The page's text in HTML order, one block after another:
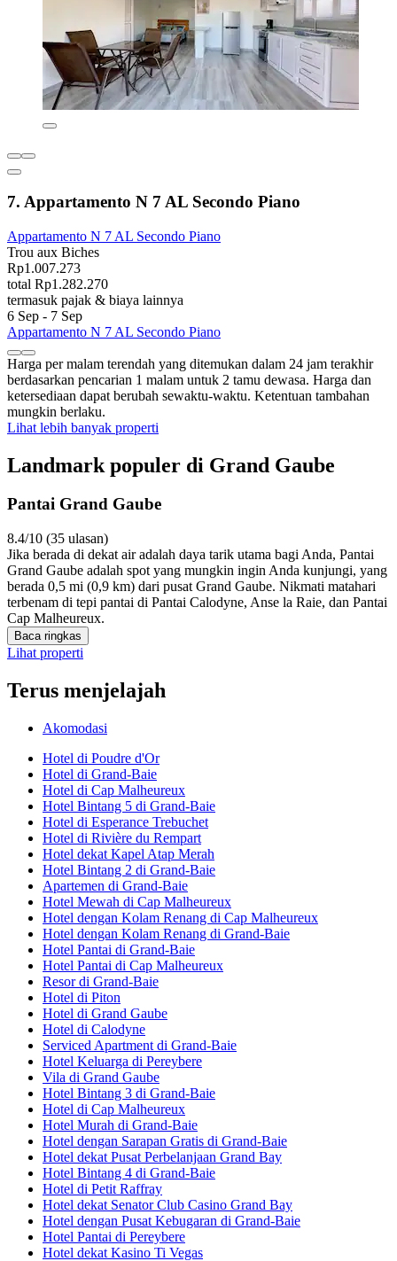
7. Appartamento N 7 AL Secondo Piano
Appartamento N 7 AL Secondo Piano
Trou aux Biches
Rp1.007.273
total Rp1.282.270
termasuk pajak & biaya lainnya
6 Sep - 7 Sep
Appartamento N 7 AL Secondo Piano
Harga per malam terendah yang ditemukan dalam 24 jam terakhir
berdasarkan pencarian 1 malam untuk 2 tamu dewasa. Harga dan
ketersediaan dapat berubah sewaktu-waktu. Ketentuan tambahan
mungkin berlaku.
Lihat lebih banyak properti
Landmark populer di Grand Gaube
Pantai Grand Gaube
8.4/10 (35 ulasan)
Jika berada di dekat air adalah daya tarik utama bagi Anda, Pantai
Grand Gaube adalah spot yang mungkin ingin Anda kunjungi, yang
berada 0,5 mi (0,9 km) dari pusat Grand Gaube. Nikmati matahari
terbenam di tepi pantai di Pantai Calodyne, Anse la Raie, dan Pantai
Cap Malheureux.
Baca ringkas
Lihat properti
Terus menjelajah
Akomodasi
Hotel di Poudre d'Or
Hotel di Grand-Baie
Hotel di Cap Malheureux
Hotel Bintang 5 di Grand-Baie
Hotel di Esperance Trebuchet
Hotel di Rivière du Rempart
Hotel dekat Kapel Atap Merah
Hotel Bintang 2 di Grand-Baie
Apartemen di Grand-Baie
Hotel Mewah di Cap Malheureux
Hotel dengan Kolam Renang di Cap Malheureux
Hotel dengan Kolam Renang di Grand-Baie
Hotel Pantai di Grand-Baie
Hotel Pantai di Cap Malheureux
Resor di Grand-Baie
Hotel di Piton
Hotel di Grand Gaube
Hotel di Calodyne
Serviced Apartment di Grand-Baie
Hotel Keluarga di Pereybere
Vila di Grand Gaube
Hotel Bintang 3 di Grand-Baie
Hotel di Cap Malheureux
Hotel Murah di Grand-Baie
Hotel dengan Sarapan Gratis di Grand-Baie
Hotel dekat Pusat Perbelanjaan Grand Bay
Hotel Bintang 4 di Grand-Baie
Hotel di Petit Raffray
Hotel dekat Senator Club Casino Grand Bay
Hotel dengan Pusat Kebugaran di Grand-Baie
Hotel Pantai di Pereybere
Hotel dekat Kasino Ti Vegas